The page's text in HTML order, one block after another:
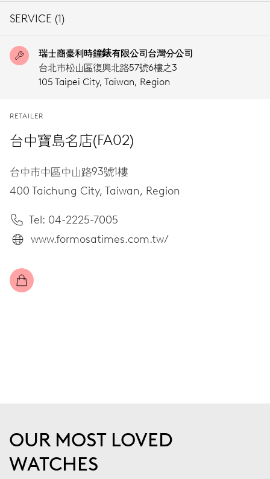
SERVICE (1)
瑞士商豪利時鐘錶有限公司台灣分公司
台北市松山區復興北路57號6樓之3
105 Taipei City, Taiwan, Region
RETAILER
台中寶島名店(FA02)
台中市中區中山路93號1樓
400 Taichung City, Taiwan, Region
Tel: 04-2225-7005
www.formosatimes.com.tw/
OUR MOST LOVED
WATCHES